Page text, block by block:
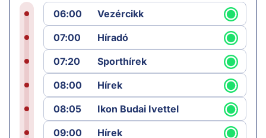
1 perc
Újabb figyelmeztető jelek a Nápoly melletti
szupervulkánnál